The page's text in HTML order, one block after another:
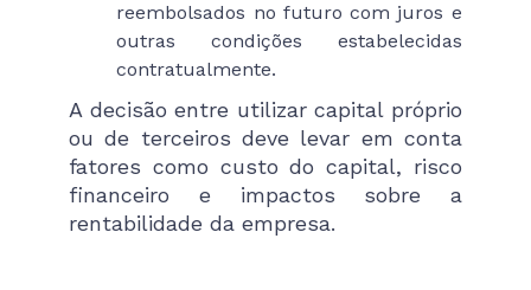
reembolsados no futuro com juros e
outras condições estabelecidas
contratualmente.
A decisão entre utilizar capital próprio
ou de terceiros deve levar em conta
fatores como custo do capital, risco
financeiro e impactos sobre a
rentabilidade da empresa.